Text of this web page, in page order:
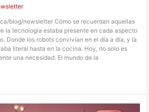
blog/newsletter Cómo se recuerdan aquellas
la tecnología estaba presente en cada aspecto
Donde los robots convivían en el día a día, y la
literal hasta en la cocina. Hoy, no solo es
una necesidad. El mundo de la